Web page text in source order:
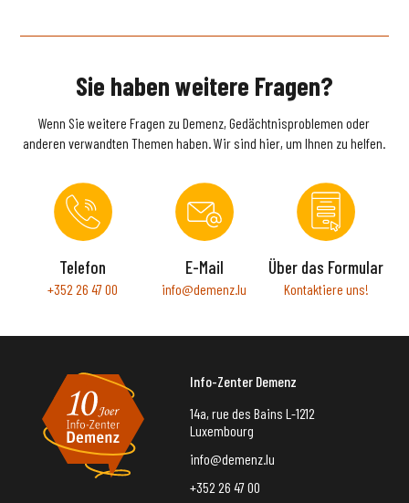
Sie haben weitere Fragen?
Wenn Sie weitere Fragen zu Demenz, Gedächtnisproblemen oder
anderen verwandten Themen haben. Wir sind hier, um Ihnen zu helfen.
Telefon
+352 26 47 00
E-Mail
info@demenz.lu
Über das Formular
Kontaktiere uns!
Info-Zenter Demenz
14a, rue des Bains L-1212
Luxembourg
info@demenz.lu
+352 26 47 00